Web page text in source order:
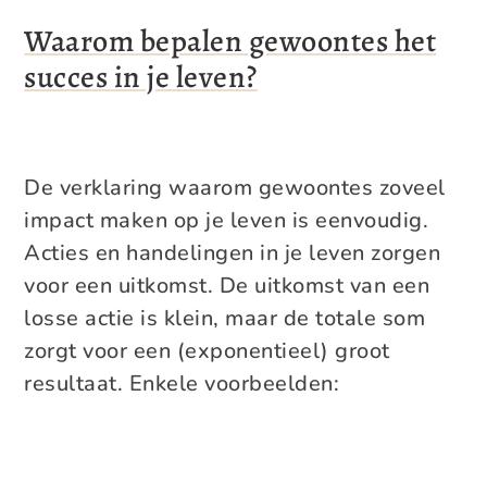
Waarom bepalen gewoontes het
succes in je leven?
De verklaring waarom gewoontes zoveel
impact maken op je leven is eenvoudig.
Acties en handelingen in je leven zorgen
voor een uitkomst. De uitkomst van een
losse actie is klein, maar de totale som
zorgt voor een (exponentieel) groot
resultaat. Enkele voorbeelden: